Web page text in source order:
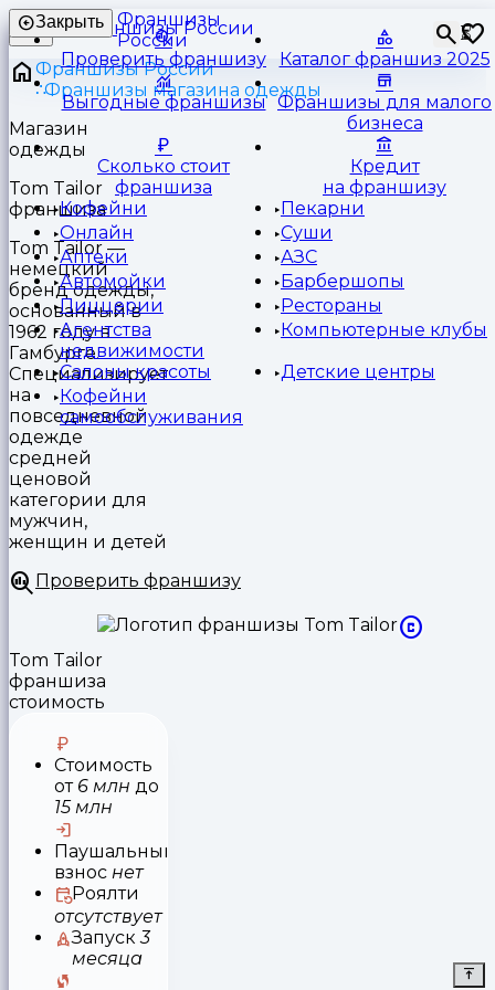
Франшизы
России
⏳
Закрыть
Проверить франшизу Каталог франшиз 2025
Выгодные франшизы Франшизы для малого
бизнеса
Сколько стоит
франшиза
Кредит
на франшизу
Кофейни
Пекарни
Онлайн
Суши
Аптеки
АЗС
Автомойки
Барбершопы
Пиццерии
Рестораны
Агентства
недвижимости
Компьютерные клубы
Салоны красоты
Детские центры
Кофейни
самообслуживания
Франшизы России
Франшизы магазина одежды
Магазин
одежды
Tom Tailor
франшиза
Tom Tailor —
немецкий
бренд одежды,
основанный в
1962 году в
Гамбурге.
Специализируется
на
повседневной
одежде
средней
ценовой
категории для
мужчин,
женщин и детей
Проверить франшизу
Tom Tailor
франшиза
стоимость
Стоимость
от 6 млн до
15 млн
Паушальный
взнос нет
Роялти
отсутствует
Запуск3
месяца